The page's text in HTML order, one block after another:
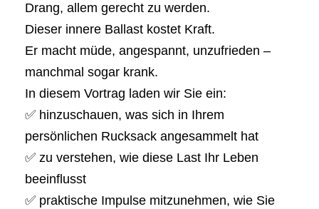
Drang, allem gerecht zu werden.
Dieser innere Ballast kostet Kraft.
Er macht müde, angespannt, unzufrieden –
manchmal sogar krank.
In diesem Vortrag laden wir Sie ein:
✅ hinzuschauen, was sich in Ihrem
persönlichen Rucksack angesammelt hat
✅ zu verstehen, wie diese Last Ihr Leben
beeinflusst
✅ praktische Impulse mitzunehmen, wie Sie